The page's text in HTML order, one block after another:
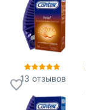
13 отзывов